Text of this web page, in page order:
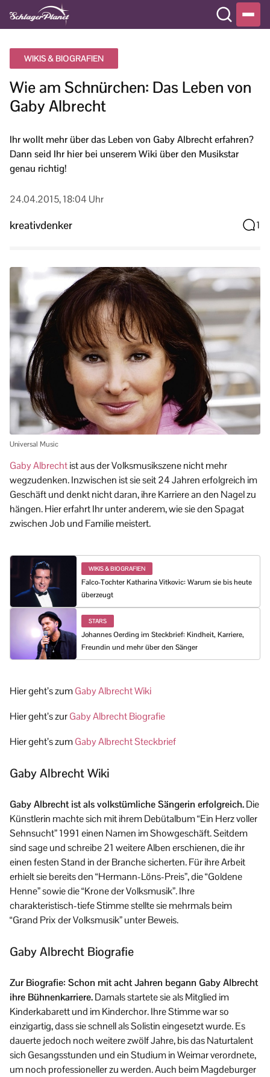
WIKIS & BIOGRAFIEN
Wie am Schnürchen: Das Leben von
Gaby Albrecht
Ihr wollt mehr über das Leben von Gaby Albrecht erfahren?
Dann seid Ihr hier bei unserem Wiki über den Musikstar
genau richtig!
24.04.2015, 18:04 Uhr
kreativdenker 1
Universal Music
Gaby Albrechtist aus der Volksmusikszene nicht mehr
wegzudenken. Inzwischen ist sie seit 24 Jahren erfolgreich im
Geschäft und denkt nicht daran, ihre Karriere an den Nagel zu
hängen. Hier erfahrt Ihr unter anderem, wie sie den Spagat
zwischen Job und Familie meistert.
WIKIS & BIOGRAFIEN
Falco-Tochter Katharina Vitkovic: Warum sie bis heute
überzeugt
STARS
Johannes Oerding im Steckbrief: Kindheit, Karriere,
Freundin und mehr über den Sänger
Hier geht’s zumGaby Albrecht Wiki
Hier geht’s zurGaby Albrecht Biografie
Hier geht’s zumGaby Albrecht Steckbrief
Gaby Albrecht Wiki
Gaby Albrecht ist als volkstümliche Sängerin erfolgreich.Die
Künstlerin machte sich mit ihrem Debütalbum “Ein Herz voller
Sehnsucht” 1991 einen Namen im Showgeschäft. Seitdem
sind sage und schreibe 21 weitere Alben erschienen, die ihr
einen festen Stand in der Branche sicherten. Für ihre Arbeit
erhielt sie bereits den “Hermann-Löns-Preis”, die “Goldene
Henne” sowie die “Krone der Volksmusik”. Ihre
charakteristisch-tiefe Stimme stellte sie mehrmals beim
“Grand Prix der Volksmusik” unter Beweis.
Gaby Albrecht Biografie
Zur Biografie: Schon mit acht Jahren begann Gaby Albrecht
ihre Bühnenkarriere.Damals startete sie als Mitglied im
Kinderkabarett und im Kinderchor. Ihre Stimme war so
einzigartig, dass sie schnell als Solistin eingesetzt wurde. Es
dauerte jedoch noch weitere zwölf Jahre, bis das Naturtalent
sich Gesangsstunden und ein Studium in Weimar verordnete,
um noch professioneller zu werden. Auch beim Magdeburger